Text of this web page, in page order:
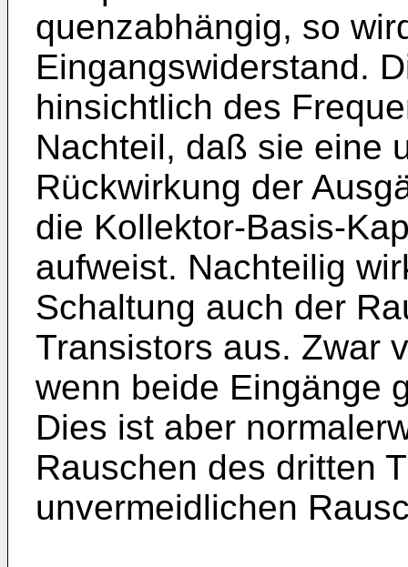
quenzabhängig, so
Eingangswiderstand.
hinsichtlich des
Nachteil, daß sie eine
Rückwirkung der
die Kollektor-Basis-
aufweist. Nachteilig
Schaltung auch der
Transistors aus. Zwar
wenn beide Eingänge
Dies ist aber
Rauschen des dritten
unvermeidlichen